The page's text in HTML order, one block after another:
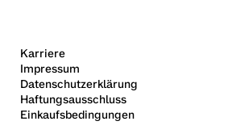
Karriere
Impressum
Datenschutzerklärung
Haftungsausschluss
Einkaufsbedingungen